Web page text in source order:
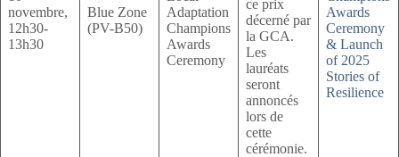
novembre,
12h30-
13h30
Blue Zone
(PV-B50)
Adaptation
Champions
Awards
Ceremony
ce prix
décerné par
la GCA.
Les
lauréats
seront
annoncés
lors de
cette
cérémonie.
Awards
Ceremony
& Launch
of 2025
Stories of
Resilience